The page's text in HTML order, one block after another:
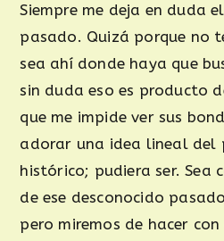
Siempre me deja en duda
pasado. Quizá porque no
sea ahí donde haya que
sin duda eso es producto
que me impide ver sus
adorar una idea lineal del
histórico; pudiera ser. Sea
de ese desconocido
pero miremos de hacer